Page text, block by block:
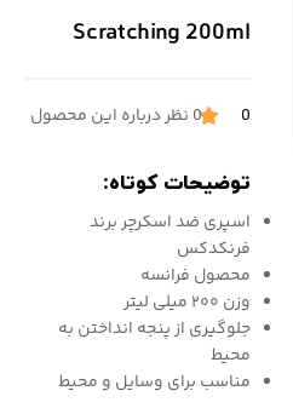
Scratching 200ml
0 0 نظر درباره این محصول
توضیحات کوتاه:
اسپری ضد اسکرچر برند
فرنکدکس
محصول فرانسه
وزن ۲۰۰ میلی لیتر
جلوگیری از پنجه انداختن به
محیط
مناسب برای وسایل و محیط